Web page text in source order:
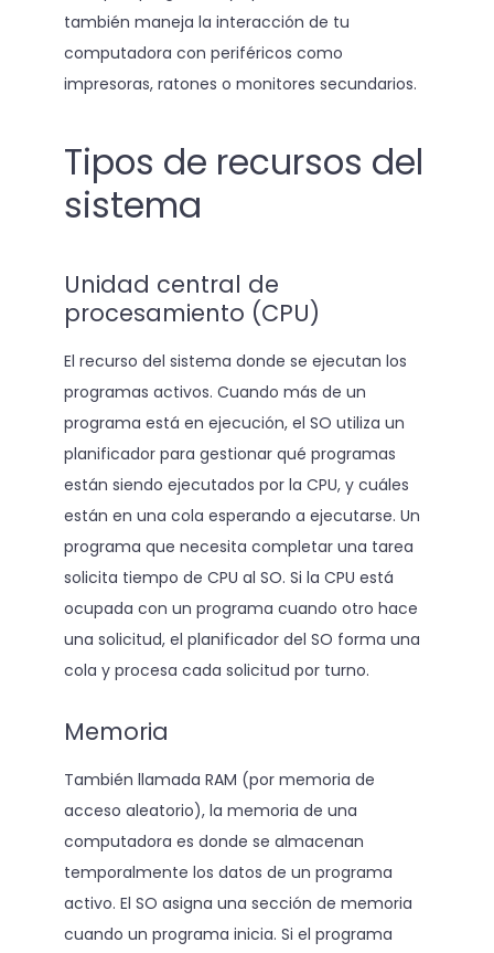
también maneja la interacción de tu
computadora con periféricos como
impresoras, ratones o monitores secundarios.
Tipos de recursos del
sistema
Unidad central de
procesamiento (CPU)
El recurso del sistema donde se ejecutan los
programas activos. Cuando más de un
programa está en ejecución, el SO utiliza un
planificador para gestionar qué programas
están siendo ejecutados por la CPU, y cuáles
están en una cola esperando a ejecutarse. Un
programa que necesita completar una tarea
solicita tiempo de CPU al SO. Si la CPU está
ocupada con un programa cuando otro hace
una solicitud, el planificador del SO forma una
cola y procesa cada solicitud por turno.
Memoria
También llamada RAM (por memoria de
acceso aleatorio), la memoria de una
computadora es donde se almacenan
temporalmente los datos de un programa
activo. El SO asigna una sección de memoria
cuando un programa inicia. Si el programa